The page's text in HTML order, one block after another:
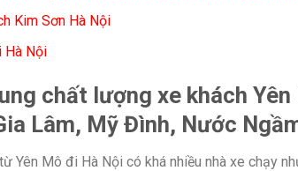
Kim Sơn Hà Nội
Hà Nội
chất lượng xe khách
Lâm, Mỹ Đình, Nước
Yên Mô đi Hà Nội có khá nhiều nhà xe chạy